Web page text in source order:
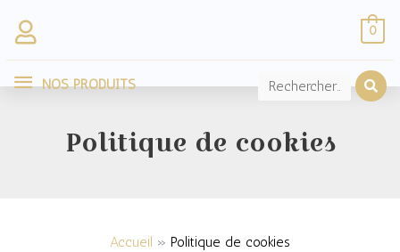
contenu
NOS
NOS PRODUITS
0
Politique de cookies
Accueil Politique de cookies